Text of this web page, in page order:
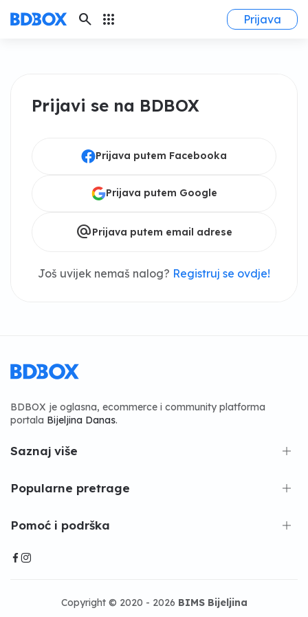
search apps Prijava
Prijavi se na BDBOX
Prijava putem Facebooka
Prijava putem Google
alternate_emailPrijava putem email adrese
Još uvijek nemaš nalog? Registruj se ovdje!
BDBOX je oglasna, ecommerce i community platforma
portala Bijeljina Danas.
Saznaj više
Popularne pretrage
Pomoć i podrška
Copyright © 2020 - 2026 BIMS Bijeljina